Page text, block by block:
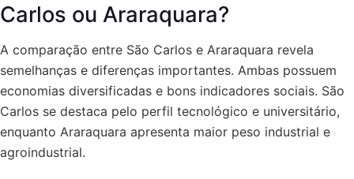
Carlos ou Araraquara?
A comparação entre São Carlos e Araraquara revela
semelhanças e diferenças importantes. Ambas possuem
economias diversificadas e bons indicadores sociais. São
Carlos se destaca pelo perfil tecnológico e universitário,
enquanto Araraquara apresenta maior peso industrial e
agroindustrial.